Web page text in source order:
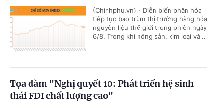
(Chinhphu.vn) - Diễn biến phân hóa
tiếp tục bao trùm thị trường hàng hóa
nguyên liệu thế giới trong phiên ngày
6/8. Trong khi nông sản, kim loại và...
Tọa đàm "Nghị quyết 10: Phát triển hệ sinh
thái FDI chất lượng cao"